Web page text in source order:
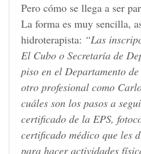
Pero cómo se llega a ser
La forma es muy sencilla,
hidroterapista: “Las
El Cubo o Secretaría de
piso en el Departamento
otro profesional como
cuáles son los pasos a
certificado de la EPS,
certificado médico que les
para hacer actividades